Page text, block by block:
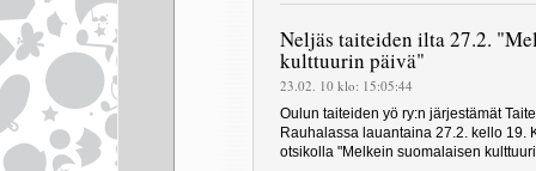
Neljäs taiteiden ilta 27.2.
kulttuurin päivä"
23.02. 10 klo: 15:05:44
Oulun taiteiden yö ry:n järjestämät
Rauhalassa lauantaina 27.2. kello 19.
otsikolla "Melkein suomalaisen